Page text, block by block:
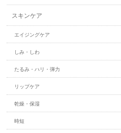
スキンケア
エイジングケア
しみ・しわ
たるみ・ハリ・弾力
リップケア
乾燥・保湿
時短